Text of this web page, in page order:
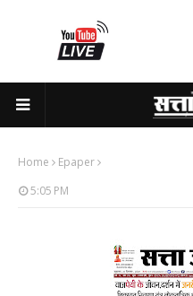
Home
Epaper
5:05 PM